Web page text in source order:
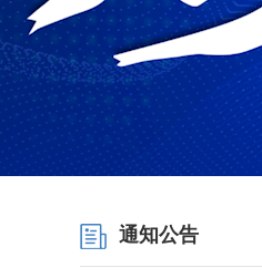
通知公告